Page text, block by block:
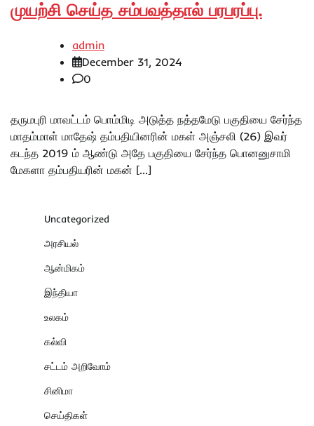
முயற்சி செய்த சம்பவத்தால் பரபரப்பு.
admin
December 31, 2024
0
தருமபுரி மாவட்டம் பொம்மிடி அடுத்த நத்தமேடு பகுதியை சேர்ந்த
மாதம்மாள் மாதேஷ் தம்பதியினரின் மகள் அஞ்சலி (26) இவர்
கடந்த 2019 ம் ஆண்டு அதே பகுதியை சேர்ந்த பொனனுசாமி
மேகளா தம்பதியரின் மகன் […]
Uncategorized
அரசியல்
ஆன்மிகம்
இந்தியா
உலகம்
கல்வி
சட்டம் அறிவோம்
சினிமா
செய்திகள்